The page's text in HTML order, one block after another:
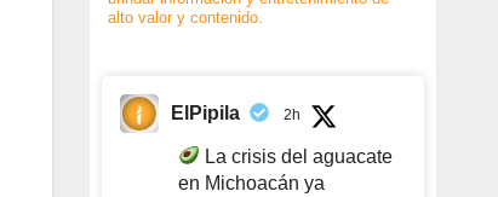
alto valor y contenido.
ElPipila 2h
La crisis del aguacate
en Michoacán ya